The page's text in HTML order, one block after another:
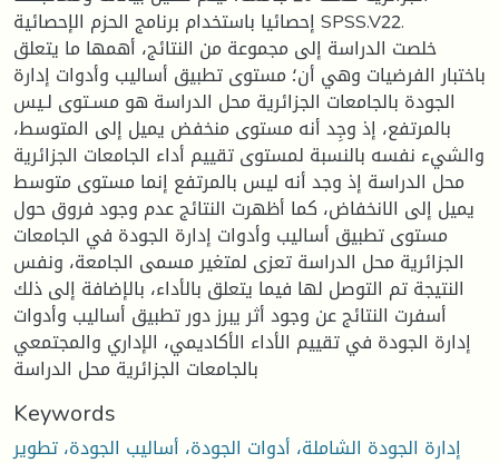
إحصائيا باستخدام برنامج الحزم الإحصائية SPSS.V22.
خلصت الدراسة إلى مجموعة من النتائج، أهمها ما يتعلق
باختبار الفرضيات وهي أن؛ مستوى تطبيق أساليب وأدوات إدارة
الجودة بالجامعات الجزائرية محل الدراسة هو مسـتوى لـيس
بالمرتفع، إذ وجِد أنه مستوى منخفض يميل إلى المتوسط،
والشيء نفسه بالنسبة لمستوى تقييم أداء الجامعات الجزائرية
محل الدراسة إذ وجد أنه ليس بالمرتفع إنما مستوى متوسط
يميل إلى الانخفاض، كما أظهرت النتائج عدم وجود فروق حول
مستوى تطبيق أساليب وأدوات إدارة الجودة في الجامعات
الجزائرية محل الدراسة تعزى لمتغير مسمى الجامعة، ونفس
النتيجة تم التوصل لها فيما يتعلق بالأداء، بالإضافة إلى ذلك
أسفرت النتائج عن وجود أثر يبرز دور تطبيق أساليب وأدوات
إدارة الجودة في تقييم الأداء الأكاديمي، الإداري والمجتمعي
بالجامعات الجزائرية محل الدراسة
Keywords
إدارة الجودة الشاملة، أدوات الجودة، أساليب الجودة، تطوير